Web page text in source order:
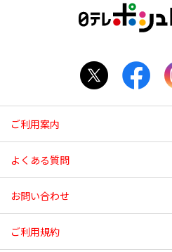
ご利用案内
よくある質問
お問い合わせ
ご利用規約